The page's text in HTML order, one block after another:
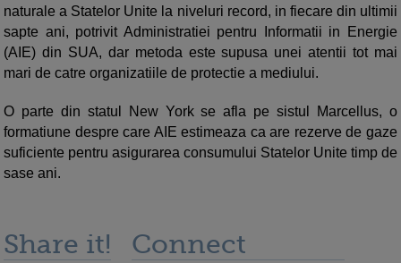
naturale a Statelor Unite la niveluri record, in fiecare din ultimii
sapte ani, potrivit Administratiei pentru Informatii in Energie
(AIE) din SUA, dar metoda este supusa unei atentii tot mai
mari de catre organizatiile de protectie a mediului.
O parte din statul New York se afla pe sistul Marcellus, o
formatiune despre care AIE estimeaza ca are rezerve de gaze
suficiente pentru asigurarea consumului Statelor Unite timp de
sase ani.
Share it! Connect